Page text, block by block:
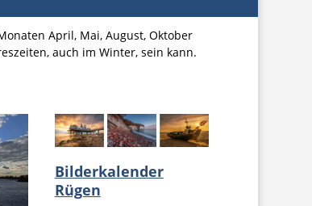
April, Mai, August, Oktober
auch im Winter, sein kann.
Bilderkalender
Rügen